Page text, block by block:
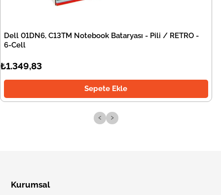
Dell 01DN6, C13TM Notebook Bataryası - Pili / RETRO -
6-Cell
₺1.349,83
Sepete Ekle
‹ ›
Kurumsal